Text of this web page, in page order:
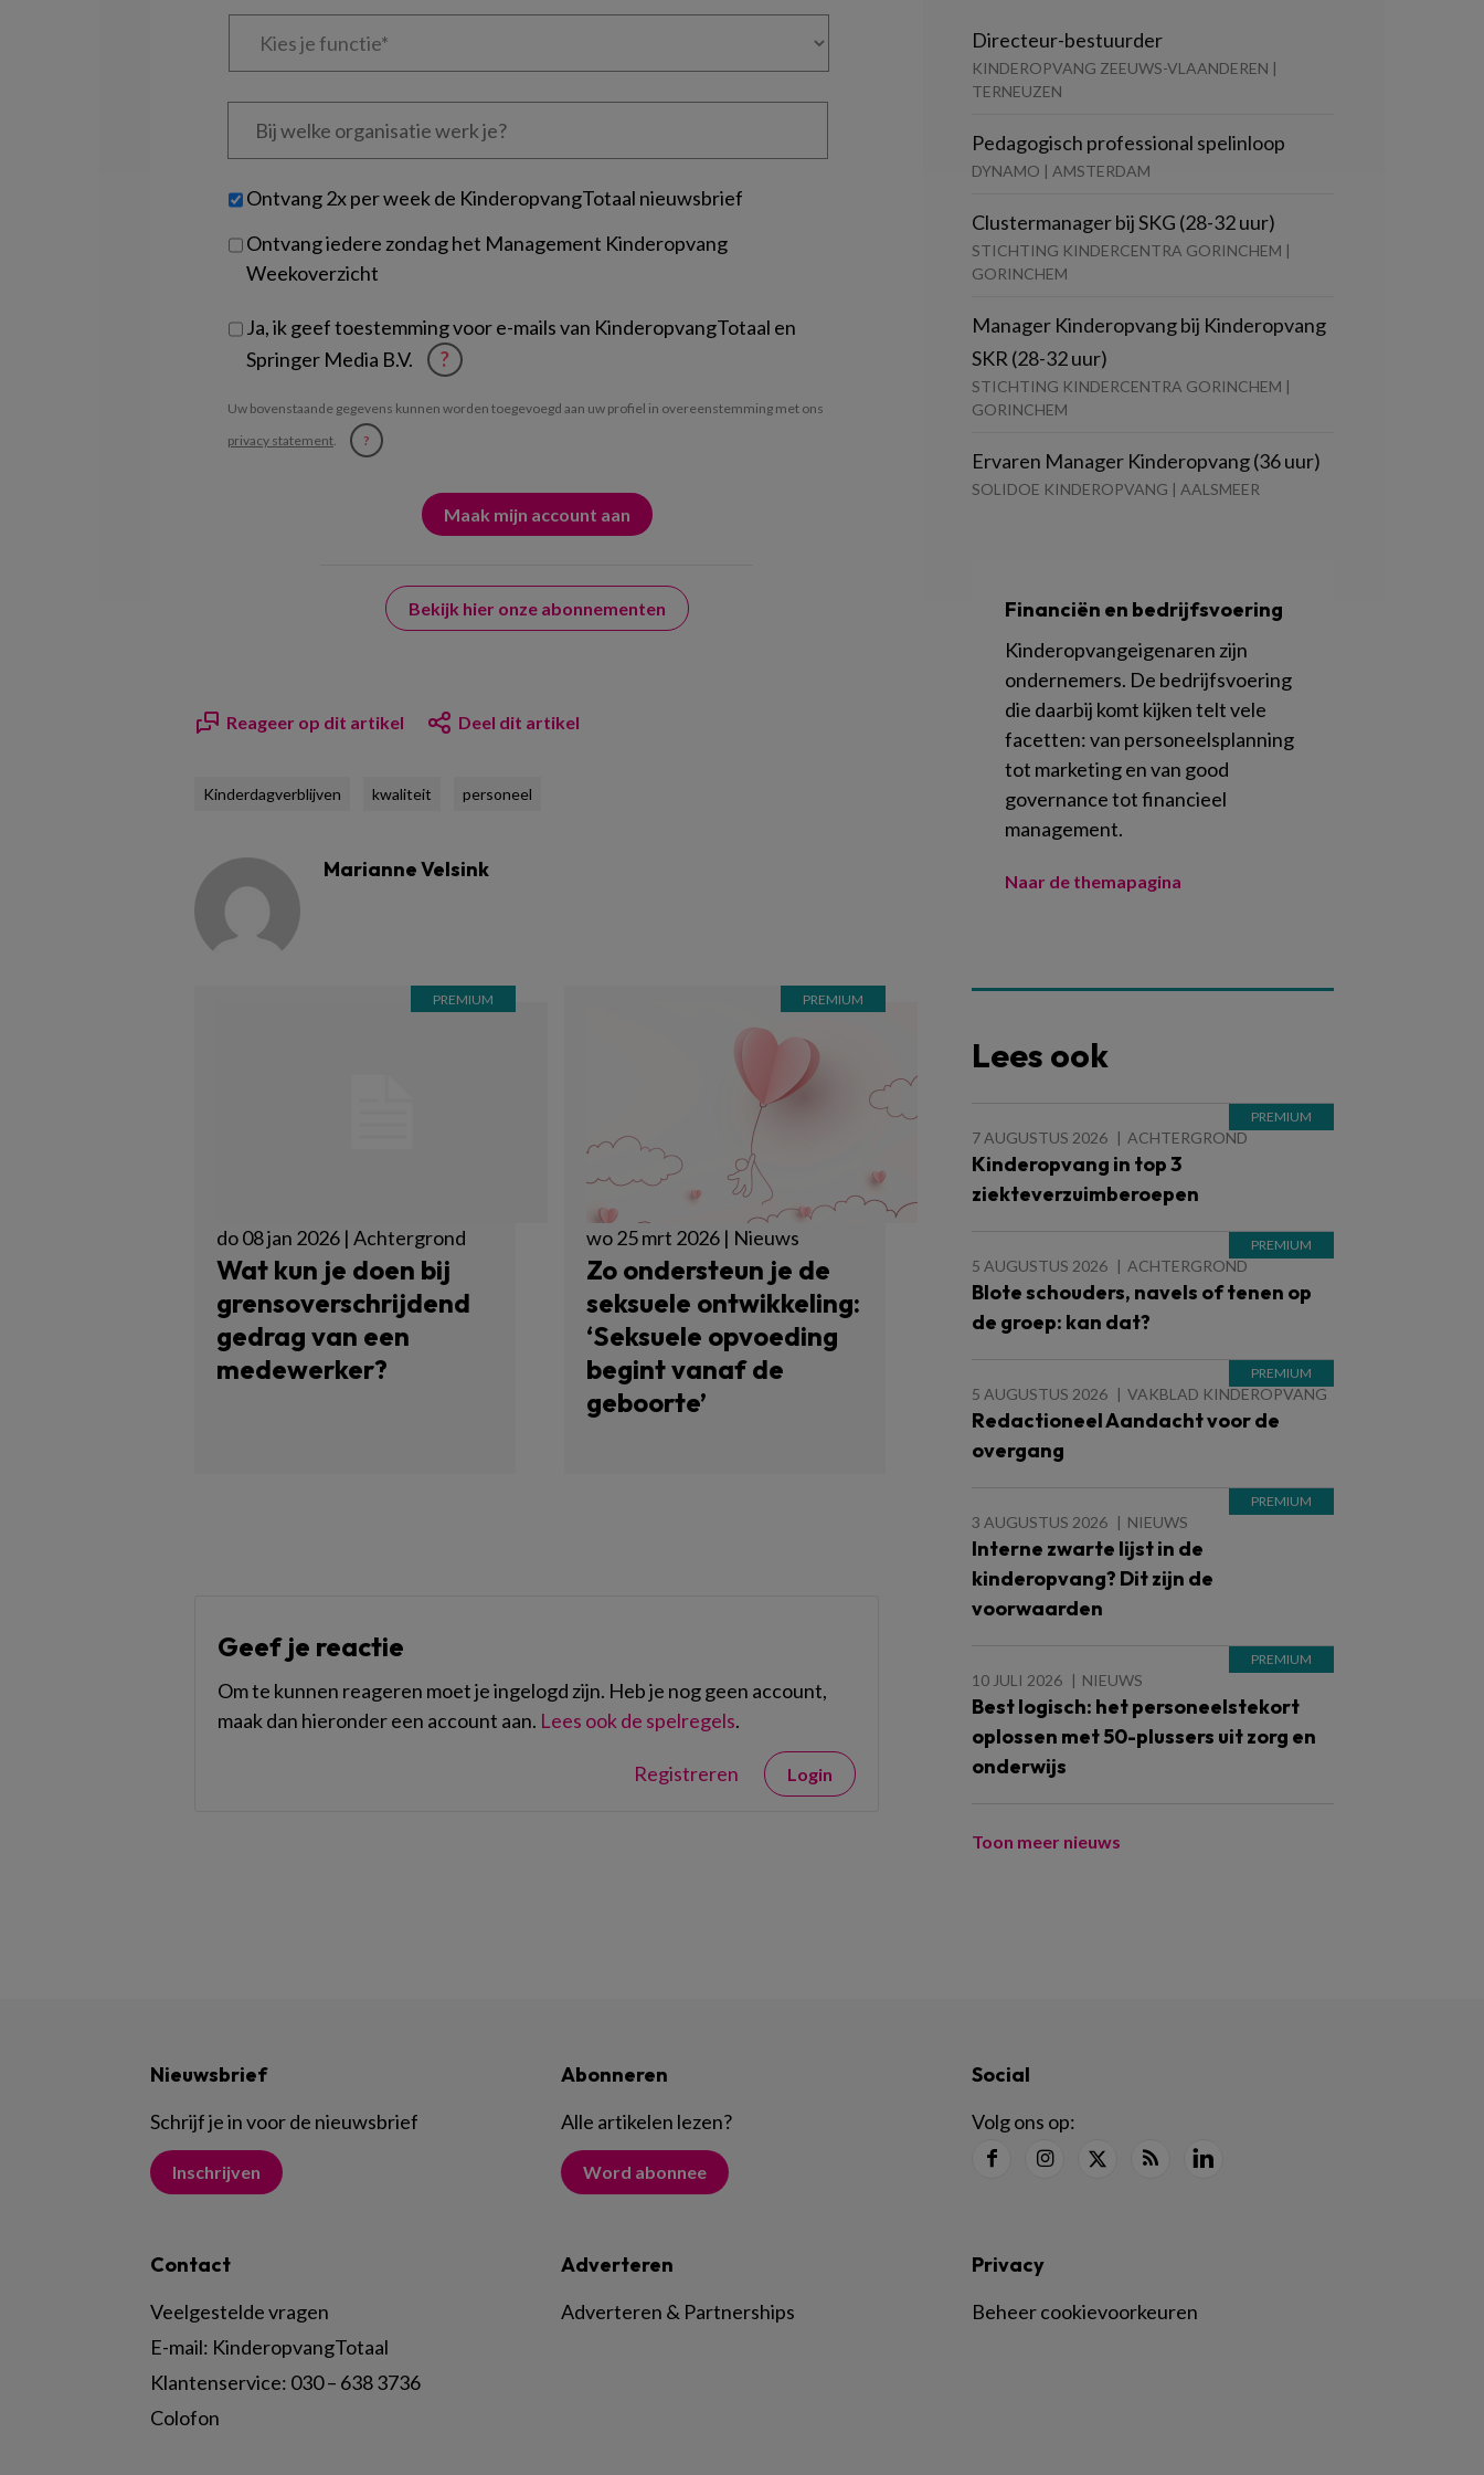
Kies
Bij
welke
je?
Untitled
Ontvang 2x per week de KinderopvangTotaal nieuwsbrief
Ontvang iedere zondag het Management Kinderopvang
Weekoverzicht
Ja, ik geef toestemming voor e-mails van KinderopvangTotaal en
Springer Media B.V.
?
Uw bovenstaande gegevens kunnen worden toegevoegd aan uw profiel in overeenstemming met ons
privacy statement. ?
Bekijk hier onze abonnementen
Reageer op dit artikel Deel dit artikel
Kinderdagverblijven kwaliteit personeel
Marianne Velsink
do 08 jan 2026 | Achtergrond
Wat kun je doen bij
grensoverschrijdend
gedrag van een
medewerker?
wo 25 mrt 2026 | Nieuws
Zo ondersteun je de
seksuele ontwikkeling:
‘Seksuele opvoeding
begint vanaf de
geboorte’
Geef je reactie
Om te kunnen reageren moet je ingelogd zijn. Heb je nog geen account,
maak dan hieronder een account aan. Lees ook de spelregels.
Registreren Login
Directeur-bestuurder
KINDEROPVANG ZEEUWS-VLAANDEREN |
TERNEUZEN
Pedagogisch professional spelinloop
DYNAMO | AMSTERDAM
Clustermanager bij SKG (28-32 uur)
STICHTING KINDERCENTRA GORINCHEM |
GORINCHEM
Manager Kinderopvang bij Kinderopvang
SKR (28-32 uur)
STICHTING KINDERCENTRA GORINCHEM |
GORINCHEM
Ervaren Manager Kinderopvang (36 uur)
SOLIDOE KINDEROPVANG | AALSMEER
Financiën en bedrijfsvoering
Kinderopvangeigenaren zijn
ondernemers. De bedrijfsvoering
die daarbij komt kijken telt vele
facetten: van personeelsplanning
tot marketing en van good
governance tot financieel
management.
Naar de themapagina
Lees ook
7 AUGUSTUS 2026 ACHTERGROND
Kinderopvang in top 3
ziekteverzuimberoepen
5 AUGUSTUS 2026 ACHTERGROND
Blote schouders, navels of tenen op
de groep: kan dat?
5 AUGUSTUS 2026 VAKBLAD KINDEROPVANG
Redactioneel Aandacht voor de
overgang
3 AUGUSTUS 2026 NIEUWS
Interne zwarte lijst in de
kinderopvang? Dit zijn de
voorwaarden
10 JULI 2026 NIEUWS
Best logisch: het personeelstekort
oplossen met 50-plussers uit zorg en
onderwijs
Toon meer nieuws
Nieuwsbrief
Schrijf je in voor de nieuwsbrief
Inschrijven
Abonneren
Alle artikelen lezen?
Word abonnee
Social
Volg ons op:
Contact
Veelgestelde vragen
E-mail: KinderopvangTotaal
Klantenservice: 030 – 638 3736
Colofon
Adverteren
Adverteren & Partnerships
Privacy
Beheer cookievoorkeuren